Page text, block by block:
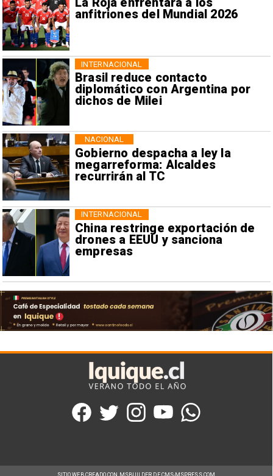
anfitriones del Mundial 2026
Brasil reduce contacto
diplomático con Argentina por
dichos de Milei
INTERNACIONAL
Gobierno despacha a ley la
megarreforma: Alcaldes
recurrirán al TC
NACIONAL
China restringe exportación de
drones a EEUU y sanciona
empresas
INTERNACIONAL
SITIO WEB CREADO CON MSBUILDER DE CMS-MSPRESS.COM